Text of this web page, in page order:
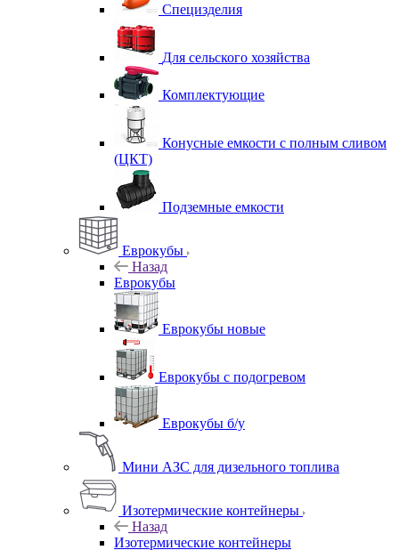
Специзделия
Для сельского хозяйства
Комплектующие
Конусные емкости с полным сливом
(ЦКТ)
Подземные емкости
Еврокубы
Назад
Еврокубы
Еврокубы новые
Еврокубы с подогревом
Еврокубы б/у
Мини АЗС для дизельного топлива
Изотермические контейнеры
Назад
Изотермические контейнеры